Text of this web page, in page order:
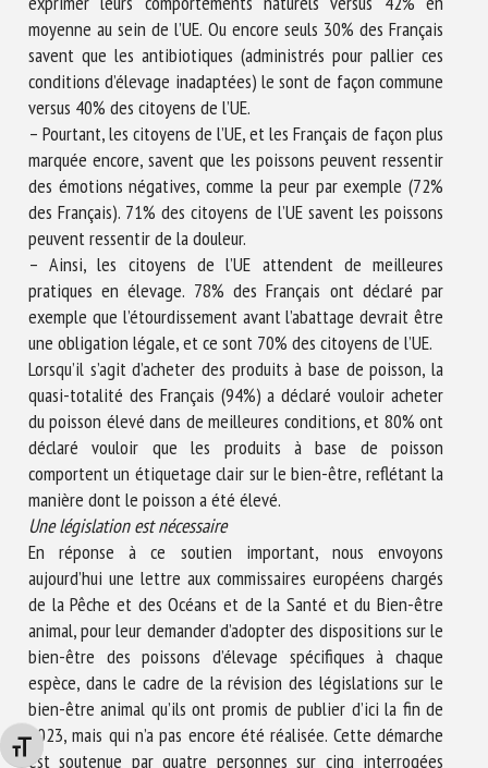
Changer la taille de la police
moyenne au sein de l’UE. Ou encore seuls 30% des Français
savent que les antibiotiques (administrés pour pallier ces
conditions d’élevage inadaptées) le sont de façon commune
versus 40% des citoyens de l’UE.
– Pourtant, les citoyens de l’UE, et les Français de façon plus
marquée encore, savent que les poissons peuvent ressentir
des émotions négatives, comme la peur par exemple (72%
des Français). 71% des citoyens de l’UE savent les poissons
peuvent ressentir de la douleur.
– Ainsi, les citoyens de l’UE attendent de meilleures
pratiques en élevage. 78% des Français ont déclaré par
exemple que l’étourdissement avant l’abattage devrait être
une obligation légale, et ce sont 70% des citoyens de l’UE.
Lorsqu’il s’agit d’acheter des produits à base de poisson, la
quasi-totalité des Français (94%) a déclaré vouloir acheter
du poisson élevé dans de meilleures conditions, et 80% ont
déclaré vouloir que les produits à base de poisson
comportent un étiquetage clair sur le bien-être, reflétant la
manière dont le poisson a été élevé.
Une législation est nécessaire
En réponse à ce soutien important, nous envoyons
aujourd’hui une lettre aux commissaires européens chargés
de la Pêche et des Océans et de la Santé et du Bien-être
animal, pour leur demander d’adopter des dispositions sur le
bien-être des poissons d’élevage spécifiques à chaque
espèce, dans le cadre de la révision des législations sur le
bien-être animal qu’ils ont promis de publier d’ici la fin de
2023, mais qui n’a pas encore été réalisée. Cette démarche
est soutenue par quatre personnes sur cinq interrogées